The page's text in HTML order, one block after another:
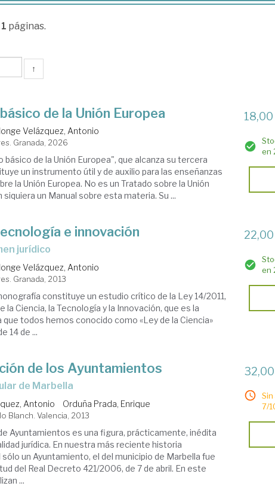
1 páginas.
↑
de la Unión Europea
Velázquez, Antonio
Granada, 2026
básico de la Unión Europea", que alcanza su tercera
un instrumento útil y de auxilio para las enseñanzas
la Unión Europea. No es un Tratado sobre la Unión
siquiera un Manual sobre esta materia. Su ...
18,00
en
e innovación
jurídico
Velázquez, Antonio
Granada, 2013
constituye un estudio crítico de la Ley 14/2011,
la Ciencia, la Tecnología y la Innovación, que es la
que todos hemos conocido como «Ley de la Ciencia»
14 de ...
22,00
en
de los Ayuntamientos
de Marbella
Antonio Orduña Prada, Enrique
Blanch. Valencia, 2013
Ayuntamientos es una figura, prácticamente, inédita
jurídica. En nuestra más reciente historia
un Ayuntamiento, el del municipio de Marbella fue
del Real Decreto 421/2006, de 7 de abril. En este
...
7/